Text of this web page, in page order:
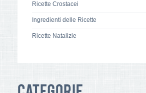
Ricette Crostacei
Ingredienti delle Ricette
Ricette Natalizie